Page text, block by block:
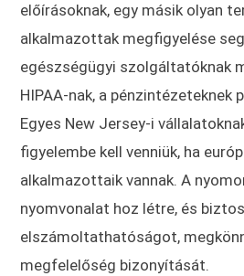
előírásoknak, egy másik olyan
alkalmazottak megfigyelése
egészségügyi szolgáltatóknak
HIPAA-nak, a pénzintézeteknek
Egyes New Jersey-i
figyelembe kell venniük, ha
alkalmazottaik vannak. A
nyomvonalat hoz létre, és
elszámoltathatóságot,
megfelelőség bizonyítását.